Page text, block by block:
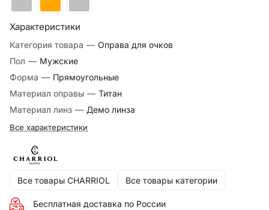
Характеристики
Категория товара — Оправа для очков
Пол — Мужские
Форма — Прямоугольные
Материал оправы — Титан
Материал линз — Демо линза
Все характеристики
Все товары CHARRIOL Все товары категории
Бесплатная доставка по России